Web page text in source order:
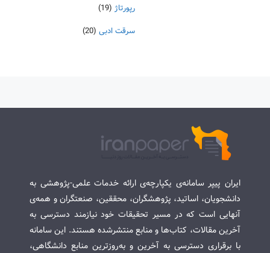
رپورتاژ (19)
سرقت ادبی (20)
ایران پیپر سامانه‌ی یکپارچه‌ی ارائه خدمات علمی-پژوهشی به
دانشجویان، اساتید، پژوهشگران، محققین، صنعتگران و همه‌ی
آنهایی است که در مسیر تحقیقات خود نیازمند دسترسی به
آخرین مقالات، کتاب‌ها و منابع منتشرشده هستند. این سامانه
با برقراری دسترسی به آخرین و به‌روزترین منابع دانشگاهی،